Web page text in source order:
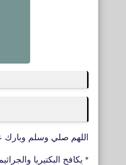
اللهم صلي وسلم وبارك
* يكافح البكتيريا